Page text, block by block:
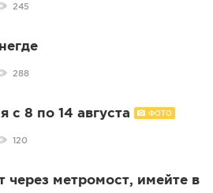
245
288
с 8 по 14 августа ФОТО
120
через метромост, имейте в